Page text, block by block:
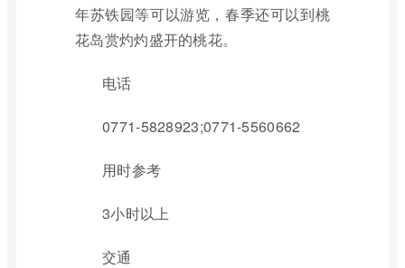
年苏铁园等可以游览，春季还可以到桃
花岛赏灼灼盛开的桃花。
电话
0771-5828923;0771-5560662
用时参考
3小时以上
交通